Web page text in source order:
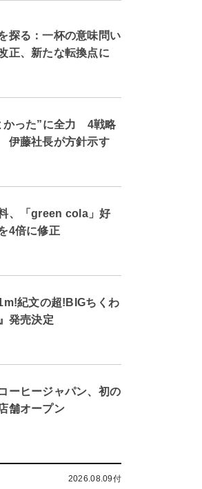
探る：一杯の意味問い
正、新たな転換点に
かった”に全力 4戦略
伊藤社長が方針示す
、「green cola」好
4倍に修正
紀文の超!BIGちくわ
発売決定
ーヒージャパン、初の
舗オープン
2026.08.09付